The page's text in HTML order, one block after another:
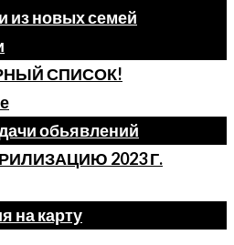
из новых семей
СПИСОК!
обьявлений
2023 Г.
на карту